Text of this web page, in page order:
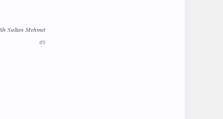
Sultan Mehmet
#9